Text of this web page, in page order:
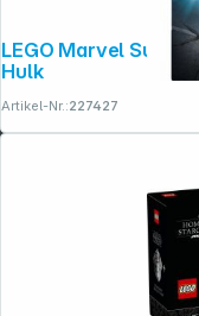
LEGO Marvel Super Heroes
Hulk
Artikel-Nr.:227427